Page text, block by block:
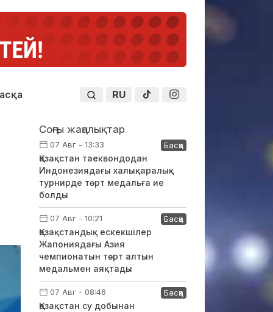
RU
Соңғы жаңалықтар
07 Авг - 13:33 Басқа
Қазақстан таеквондодан
Индонезиядағы халықаралық
турнирде төрт медальға ие
болды
07 Авг - 10:21 Басқа
Қазақстандық ескекшілер
Жапониядағы Азия
чемпионатын төрт алтын
медальмен аяқтады
07 Авг - 08:46 Басқа
Қазақстан су добынан